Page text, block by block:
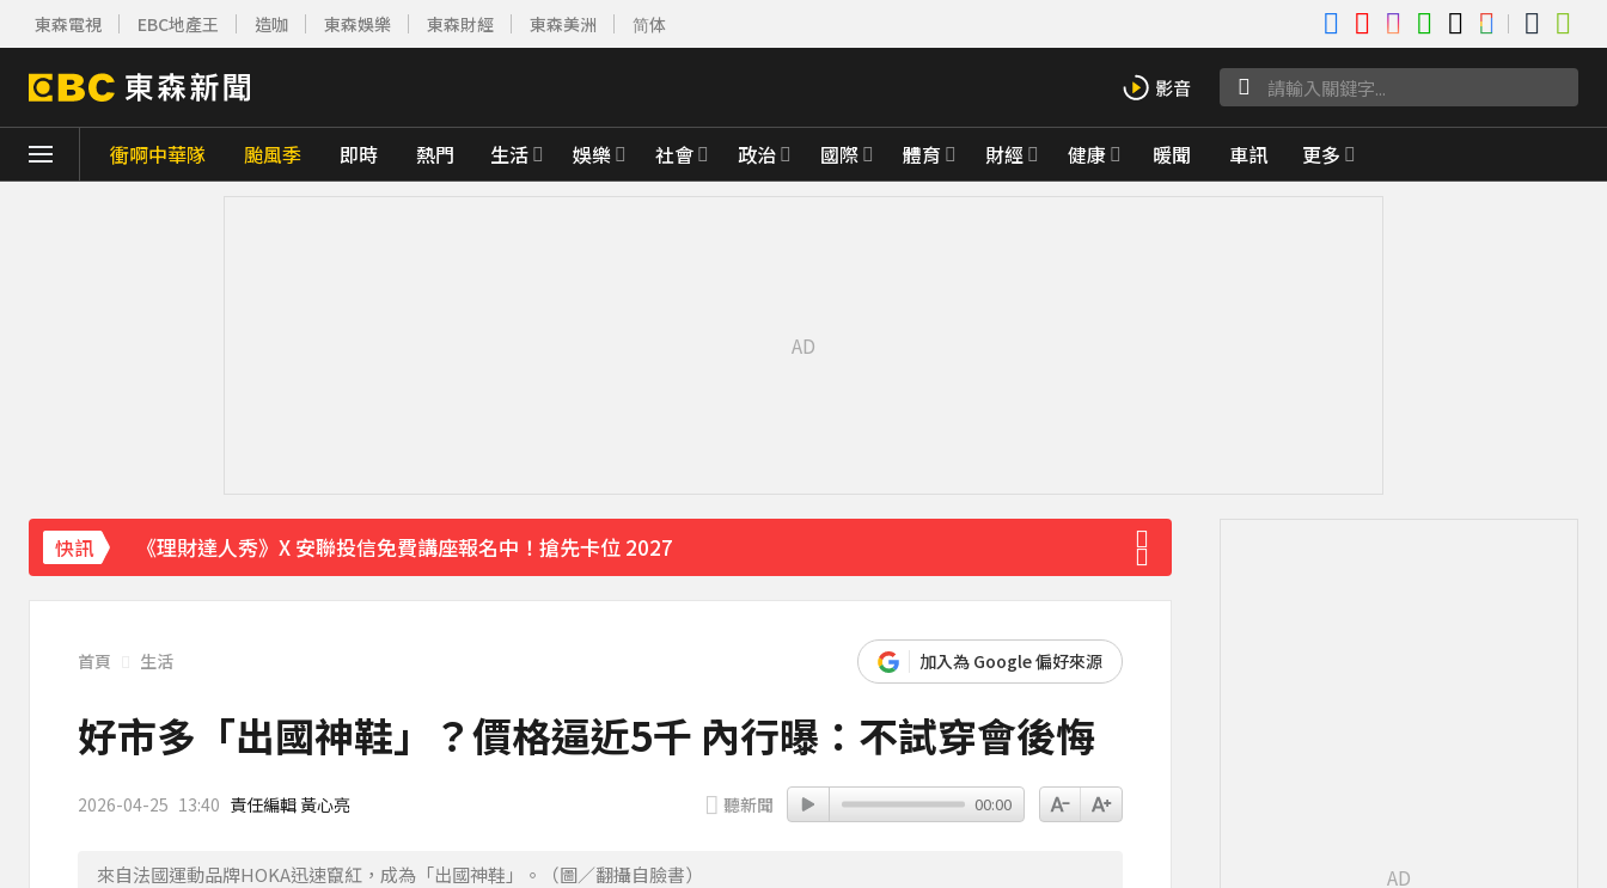
東森電視 EBC地產王 造咖 東森娛樂 東森財經 東森美洲 简体
衝啊中華隊 颱風季 即時 熱門 生活 娛樂 社會 政治 國際 體育 財經 健康 暖聞 車訊 更多
快訊
《理財達人秀》X 安聯投信免費講座報名中！搶先卡位 2027
下載東森App，隨時掌握天下大小事！
美伊有望達成協議！道瓊收盤創新高 國際油價連3跌
首頁 生活 加入為 Google 偏好來源
好市多「出國神鞋」？價格逼近5千 內行曝：不試穿會後悔
2026-04-25 13:40 責任編輯 黃心亮 聽新聞 00:00
來自法國運動品牌HOKA迅速竄紅，成為「出國神鞋」。（圖／翻攝自臉書）